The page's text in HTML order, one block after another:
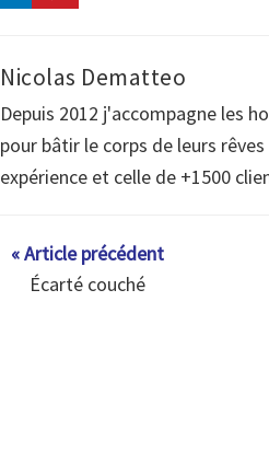
Nicolas Dematteo
Depuis 2012 j'accompagne les
pour bâtir le corps de leurs
expérience et celle de +1500
« Article précédent
Écarté couché